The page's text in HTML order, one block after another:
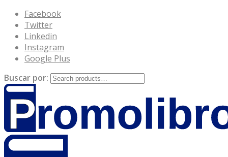
Facebook
Twitter
Linkedin
Instagram
Google Plus
Buscar por: